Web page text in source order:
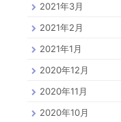
2021年3月
2021年2月
2021年1月
2020年12月
2020年11月
2020年10月